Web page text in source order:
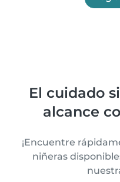
El cuidado
alcance
¡Encuentre
niñeras